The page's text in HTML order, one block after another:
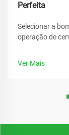
Perfeita
Selecionar a
operação de
Ver Mais